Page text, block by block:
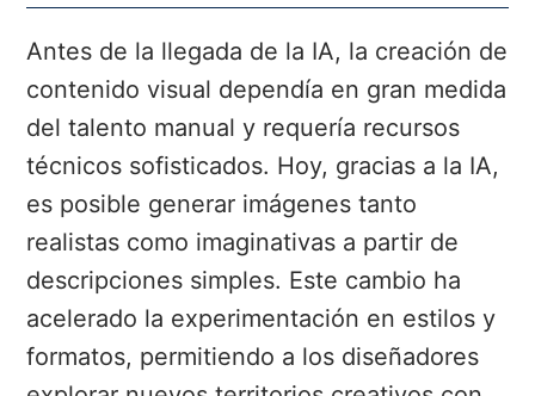
Antes de la llegada de la IA, la creación de
contenido visual dependía en gran medida
del talento manual y requería recursos
técnicos sofisticados. Hoy, gracias a la IA,
es posible generar imágenes tanto
realistas como imaginativas a partir de
descripciones simples. Este cambio ha
acelerado la experimentación en estilos y
formatos, permitiendo a los diseñadores